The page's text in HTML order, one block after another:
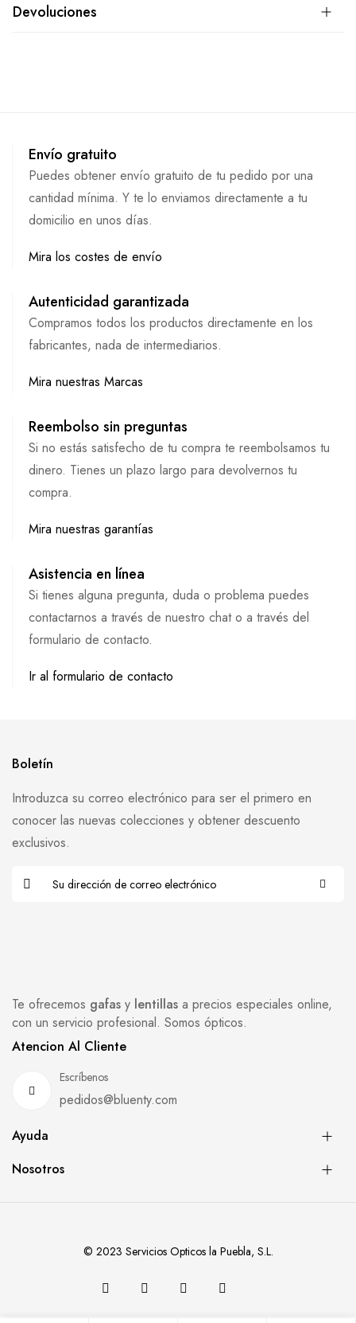
Devoluciones
Envío gratuito
Puedes obtener envío gratuito de tu pedido por una
cantidad mínima. Y te lo enviamos directamente a tu
domicilio en unos días.
Mira los costes de envío
Autenticidad garantizada
Compramos todos los productos directamente en los
fabricantes, nada de intermediarios.
Mira nuestras Marcas
Reembolso sin preguntas
Si no estás satisfecho de tu compra te reembolsamos tu
dinero. Tienes un plazo largo para devolvernos tu
compra.
Mira nuestras garantías
Asistencia en línea
Si tienes alguna pregunta, duda o problema puedes
contactarnos a través de nuestro chat o a través del
formulario de contacto.
Ir al formulario de contacto
Te ofrecemos gafas y lentillas a precios especiales online,
con un servicio profesional. Somos ópticos.
Atencion Al Cliente
Escríbenos
pedidos@bluenty.com
Ayuda
Nosotros
Boletín
Introduzca su correo electrónico para ser el primero en
conocer las nuevas colecciones y obtener descuento
exclusivos.
© 2023 Servicios Opticos la Puebla, S.L.